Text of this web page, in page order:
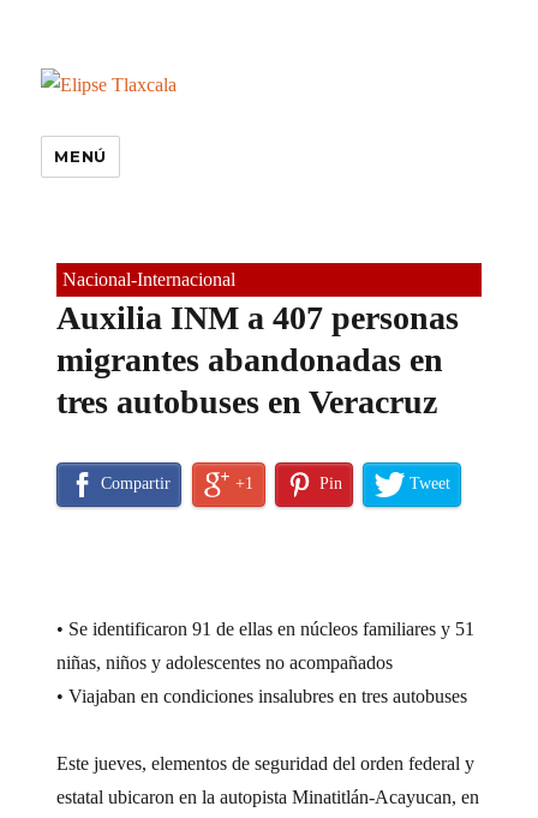
MENÚ
Nacional-Internacional
Auxilia INM a 407 personas
migrantes abandonadas en
tres autobuses en Veracruz
Compartir +1 Pin Tweet
• Se identificaron 91 de ellas en núcleos familiares y 51
niñas, niños y adolescentes no acompañados
• Viajaban en condiciones insalubres en tres autobuses
Este jueves, elementos de seguridad del orden federal y
estatal ubicaron en la autopista Minatitlán-Acayucan, en